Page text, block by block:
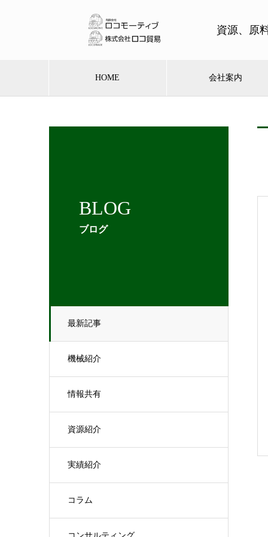
資源、原
HOME 会社案内
BLOG
ブログ
最新記事
機械紹介
情報共有
資源紹介
実績紹介
コラム